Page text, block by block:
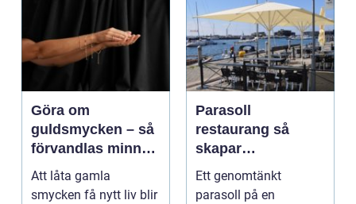
Göra om
guldsmycken – så
förvandlas minnen
till nya favoriter
Att låta gamla
smycken få nytt liv blir
Parasoll
restaurang så
skapar
uteserveringen rätt
känsla året runt
Ett genomtänkt
parasoll på en